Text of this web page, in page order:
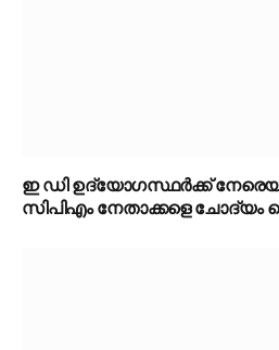
ഇ ഡി ഉദ്യോഗസ്ഥർക്ക്
സിപിഎം നേതാക്കളെ ചോദ്യം